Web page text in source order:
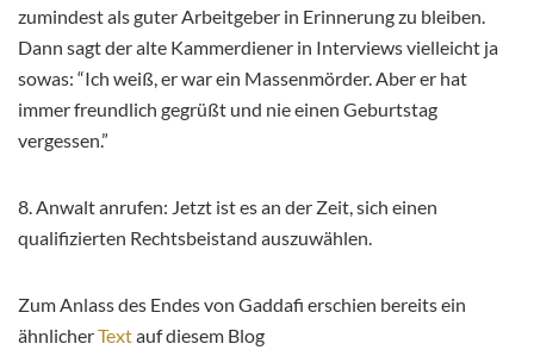
zumindest als guter Arbeitgeber in Erinnerung zu bleiben.
Dann sagt der alte Kammerdiener in Interviews vielleicht ja
sowas: “Ich weiß, er war ein Massenmörder. Aber er hat
immer freundlich gegrüßt und nie einen Geburtstag
vergessen.”
8. Anwalt anrufen: Jetzt ist es an der Zeit, sich einen
qualifizierten Rechtsbeistand auszuwählen.
Zum Anlass des Endes von Gaddafi erschien bereits ein
ähnlicherTextauf diesem Blog